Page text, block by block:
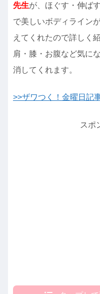
先生が、ほぐす・伸ば
で美しいボディライン
えてくれたので詳しく
肩・膝・お腹など気に
消してくれます。
>>ザワつく！金曜日記
スポ